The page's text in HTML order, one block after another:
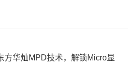
方华灿MPD技术，解锁Micro显